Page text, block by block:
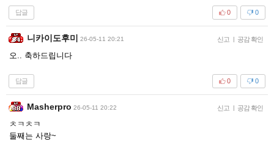
답글 0
0
니카이도후미 26-05-11 20:21 신고 | 공감 확인
오.. 축하드립니다
답글 0
0
Masherpro 26-05-11 20:22 신고 | 공감 확인
ㅊㅋㅊㅋ
둘째는 사랑~